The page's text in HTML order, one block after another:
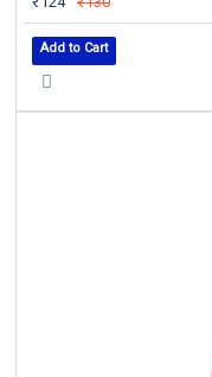
Add to Cart